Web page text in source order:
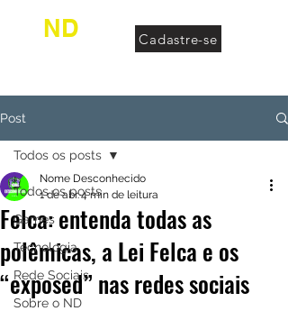
ND Cadastre-se
Post
Todos os posts
Games
Tecnologia
Rede Sociais
Sobre o ND
Todos os posts
Felca: entenda todas as
polêmicas, a Lei Felca e os
“exposed” nas redes sociais
Nome Desconhecido
1 de abr.4 min de leitura